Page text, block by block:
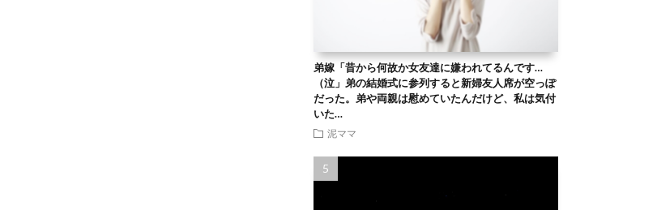
弟嫁「昔から何故か女友達に嫌われてるんです…
（泣」弟の結婚式に参列すると新婦友人席が空っぽ
だった。弟や両親は慰めていたんだけど、私は気付
いた…
泥ママ